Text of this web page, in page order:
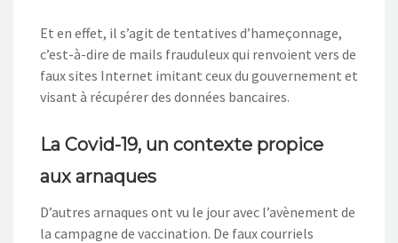
Et en effet, il s’agit de tentatives d’hameçonnage,
c’est-à-dire de mails frauduleux qui renvoient vers de
faux sites Internet imitant ceux du gouvernement et
visant à récupérer des données bancaires.
La Covid-19, un contexte propice
aux arnaques
D’autres arnaques ont vu le jour avec l’avènement de
la campagne de vaccination. De faux courriels